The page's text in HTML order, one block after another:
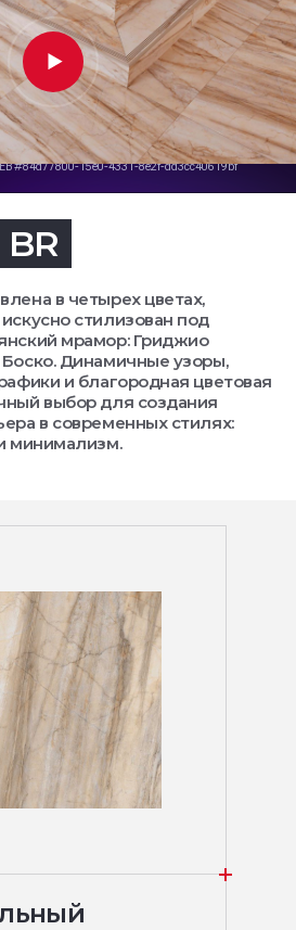
BR
в четырех цветах,
стилизован под
мрамор: Гриджио
Динамичные узоры,
и благородная цветовая
выбор для создания
в современных стилях:
минимализм.